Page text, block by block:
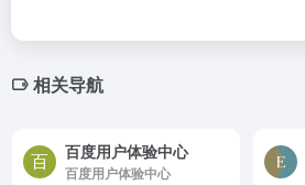
相关导航
百度用户体验中心
百度用户体验中心